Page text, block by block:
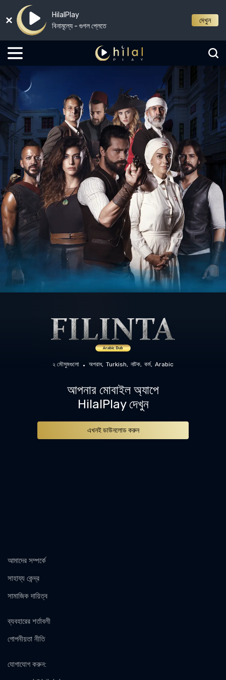
HilalPlay
বিনামূল্যে - গুগল প্লেতে
দেখুন
২ মৌসুমগুলো অপরাধ Turkish নাটক কর্ম Arabic
আপনার মোবাইল অ্যাপে
HilalPlay দেখুন
এখনই ডাউনলোড করুন
আমাদের সম্পর্কে
সাহায্য কেন্দ্র
সামাজিক দায়িত্ব
ব্যবহারের শর্তাবলী
গোপনীয়তা নীতি
যোগাযোগ করুন: